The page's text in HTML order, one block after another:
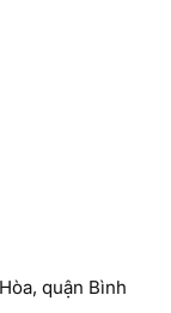
quận Bình